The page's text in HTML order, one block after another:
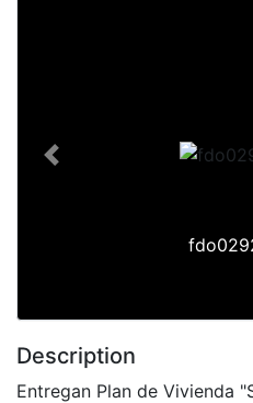
Previous
Description
Entregan Plan de Vivienda